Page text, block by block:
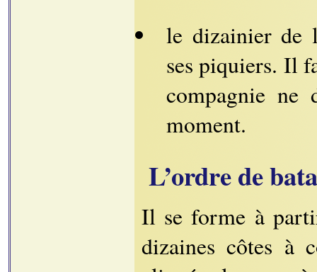
le dizainier de
ses piquiers. Il
compagnie
moment.
L’ordre de
Il se forme à
dizaines côtes à